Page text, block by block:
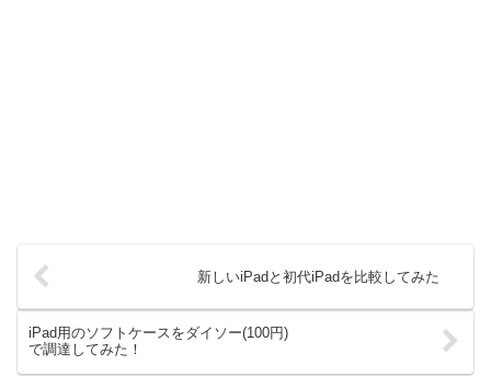
新しいiPadと初代iPadを比較してみた
iPad用のソフトケースをダイソー(100円)
で調達してみた！